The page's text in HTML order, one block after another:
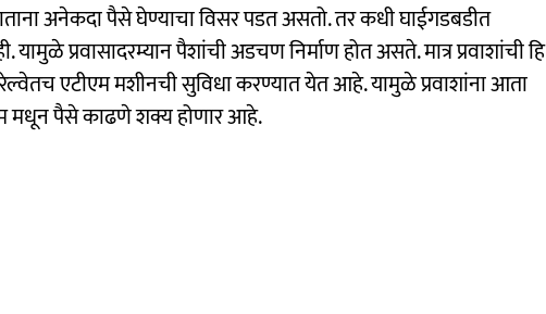
अनेकदा पैसे घेण्याचा विसर पडत असतो. तर कधी घाईगडबडीत
प्रवासादरम्यान पैशांची अडचण निर्माण होत असते. मात्र प्रवाशांची हि
एटीएम मशीनची सुविधा करण्यात येत आहे. यामुळे प्रवाशांना आता
मधून पैसे काढणे शक्य होणार आहे.